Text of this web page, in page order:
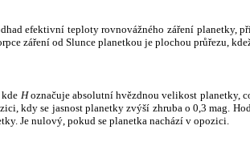
efektivní teploty rovnovážného záření planetky,
záření od Slunce planetkou je plochou průřezu,
Hoznačuje absolutní hvězdnou velikost planetky,
kdy se jasnost planetky zvýší zhruba o 0,3 mag.
Je nulový, pokud se planetka nachází v opozici.